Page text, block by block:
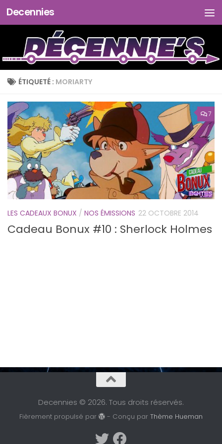
Skip to content
Decennies
ÉTIQUETÉ : MORIARTY
7
LES CADEAUX BONUX / NOS ÉMISSIONS 22 OCTOBRE 2014
Cadeau Bonux #10 : Sherlock Holmes
Decennies © 2026. Tous droits réservés.
Fièrement propulsé par - Conçu parThème Hueman